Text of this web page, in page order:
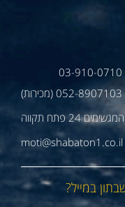
03-910-0710
052-8907103 (מכירות)
במייל?